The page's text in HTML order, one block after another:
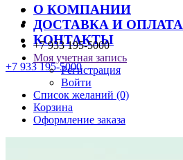
О КОМПАНИИ
ДОСТАВКА И ОПЛАТА
КОНТАКТЫ
+7 933 195-5000
+7 933 195-5000
Моя учетная запись
Регистрация
Войти
Список желаний (0)
Корзина
Оформление заказа